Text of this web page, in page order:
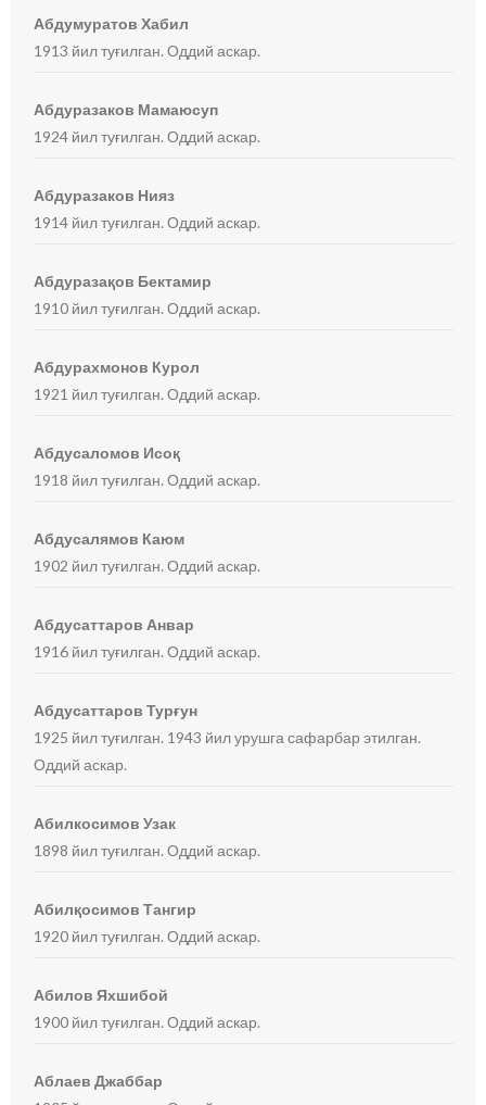
Абдумуратов Хабил
1913 йил туғилган. Оддий аскар.
Абдуразаков Мамаюсуп
1924 йил туғилган. Оддий аскар.
Абдуразаков Нияз
1914 йил туғилган. Оддий аскар.
Абдуразақов Бектамир
1910 йил туғилган. Оддий аскар.
Абдурахмонов Курол
1921 йил туғилган. Оддий аскар.
Абдусаломов Исоқ
1918 йил туғилган. Оддий аскар.
Абдусалямов Каюм
1902 йил туғилган. Оддий аскар.
Абдусаттаров Анвар
1916 йил туғилган. Оддий аскар.
Абдусаттаров Турғун
1925 йил туғилган. 1943 йил урушга сафарбар этилган.
Оддий аскар.
Абилкосимов Узак
1898 йил туғилган. Оддий аскар.
Абилқосимов Тангир
1920 йил туғилган. Оддий аскар.
Абилов Яхшибой
1900 йил туғилган. Оддий аскар.
Аблаев Джаббар